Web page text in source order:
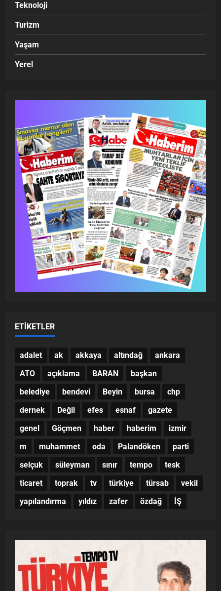
Teknoloji
Turizm
Yaşam
Yerel
ETIKETLER
adalet ak akkaya altındağ
ankara
ATO
açıklama BARAN
başkan
belediye
bendevi Beyin bursa
chp
dernek
Değil efes esnaf
gazete
genel
Göçmen haber haberim
izmir
m
muhammet oda Palandöken
parti
selçuk
süleyman sınır tempo
tesk
ticaret
toprak tv türkiye türsab
vekil
yapılandırma
yıldız zafer özdağ İŞ